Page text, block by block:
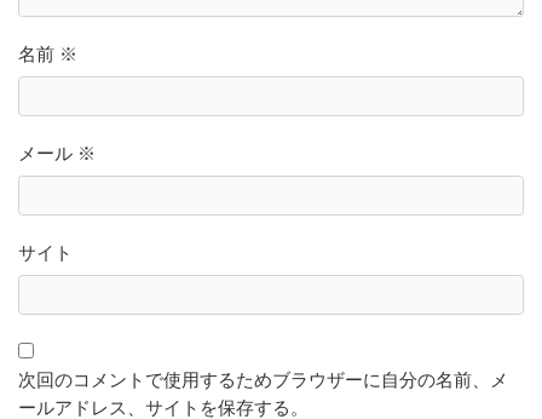
名前 ※
メール ※
サイト
次回のコメントで使用するためブラウザーに自分の名前、メ
ールアドレス、サイトを保存する。